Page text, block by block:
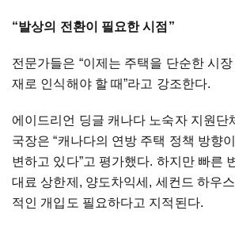
“발상의 전환이 필요한 시점”
전문가들은 “이제는 주택을 단순한 시장
재로 인식해야 할 때”라고 강조한다.
에이드리언 딩글 캐나다 노숙자 지원단
국장은 “캐나다의 연방 주택 정책 방향이
변하고 있다”고 평가했다. 하지만 빠른
대료 상한제 , 양도차익세 , 세컨드 하우스
적인 개입도 필요하다고 지적된다.